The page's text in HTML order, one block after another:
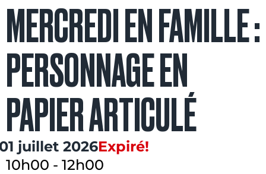
MERCREDI EN FAMILLE :
PERSONNAGE EN
PAPIER ARTICULÉ
juillet 2026Expiré!
10h00 - 12h00